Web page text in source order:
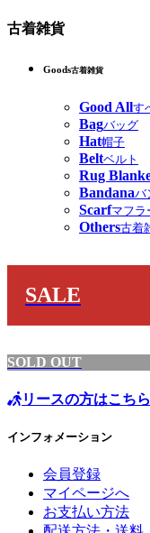
古着雑貨
Goods古着雑貨
Good Allす
Bagバッグ
Hat帽子
Beltベルト
Rug
Bandanaバ
Scarfマフラ
Others古着
SALE
SOLD OUT
リースの方はこちら
インフォメーション
会員登録
マイページへ
お支払い方法